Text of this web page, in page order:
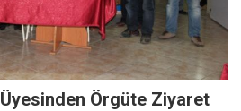
Örgüte Ziyaret